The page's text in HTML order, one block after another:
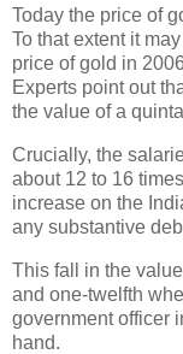
Today the price of
To that extent it
price of gold in
Experts point out
the value of a
Crucially, the
about 12 to 16
increase on the
any substantive
This fall in the
and one-twelfth
government officer
hand.